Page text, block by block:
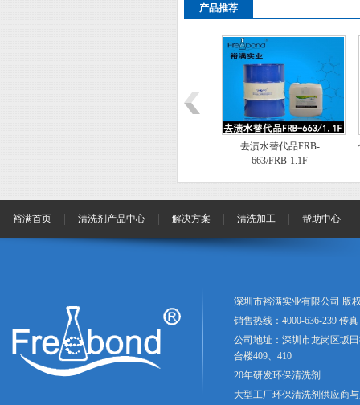
产品推荐
去渍水替代品FRB-
663/FRB-1.1F
裕满首页 清洗剂产品中心 解决方案 清洗加工 帮助中心
深圳市裕满实业有限公司 版
销售热线：4000-636-239 传真
公司地址：深圳市龙岗区坂
合楼409、410
20年研发环保清洗剂
大型工厂环保清洗剂供应商